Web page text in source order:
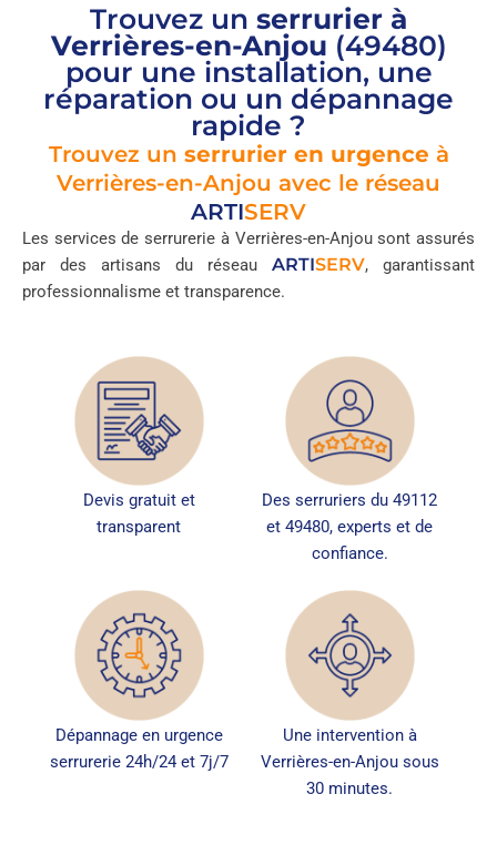
Trouvez un serrurier à
Verrières-en-Anjou (49480)
pour une installation, une
réparation ou un dépannage
rapide ?
Trouvez un serrurier en urgence à
Verrières-en-Anjou avec le réseau
ARTISERV
Les services de serrurerie à Verrières-en-Anjou sont assurés
par des artisans du réseau ARTISERV, garantissant
professionnalisme et transparence.
Devis gratuit et
transparent
Des serruriers du 49112
et 49480, experts et de
confiance.
Dépannage en urgence
serrurerie 24h/24 et 7j/7
Une intervention à
Verrières-en-Anjou sous
30 minutes.